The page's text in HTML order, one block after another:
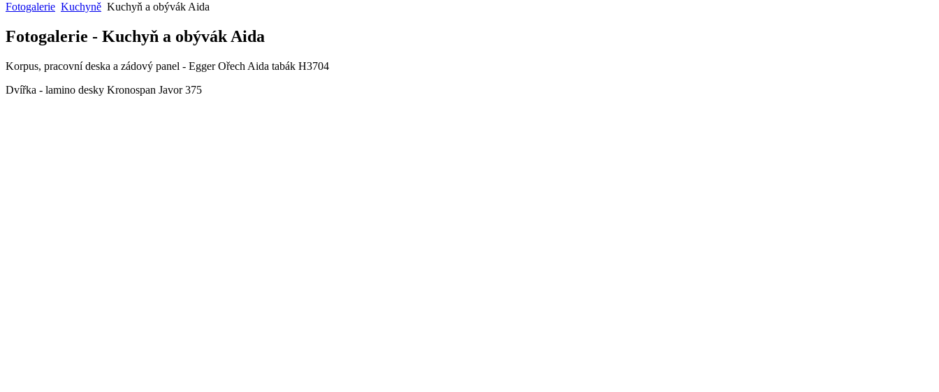
Fotogalerie Kuchyně Kuchyň a obývák Aida
Fotogalerie - Kuchyň a obývák Aida
Korpus, pracovní deska a zádový panel - Egger Ořech Aida tabák H3704
Dvířka - lamino desky Kronospan Javor 375